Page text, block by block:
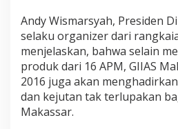
Andy Wismarsyah, Presiden
selaku organizer dari
menjelaskan, bahwa selain
produk dari 16 APM, GIIAS
2016 juga akan
dan kejutan tak terlupakan
Makassar.